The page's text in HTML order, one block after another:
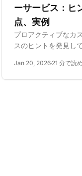
ーサービス：ヒ
点、実例
プロアクティブなカ
スのヒントを発見し
を構築します。戦略
学びます。
Jan 20, 2026 21 分で読